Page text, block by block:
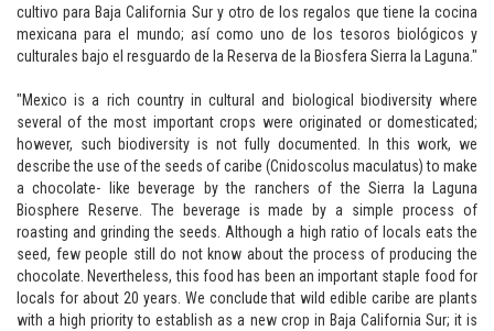
cultivo para Baja California Sur y otro de los regalos que tiene la cocina
mexicana para el mundo; así como uno de los tesoros biológicos y
culturales bajo el resguardo de la Reserva de la Biosfera Sierra la Laguna."
"Mexico is a rich country in cultural and biological biodiversity where
several of the most important crops were originated or domesticated;
however, such biodiversity is not fully documented. In this work, we
describe the use of the seeds of caribe (Cnidoscolus maculatus) to make
a chocolate- like beverage by the ranchers of the Sierra la Laguna
Biosphere Reserve. The beverage is made by a simple process of
roasting and grinding the seeds. Although a high ratio of locals eats the
seed, few people still do not know about the process of producing the
chocolate. Nevertheless, this food has been an important staple food for
locals for about 20 years. We conclude that wild edible caribe are plants
with a high priority to establish as a new crop in Baja California Sur; it is